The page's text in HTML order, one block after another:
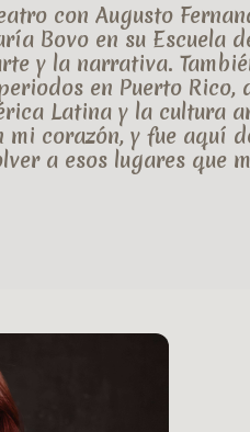
con Augusto
Bovo en su Escuela
y la narrativa.
en Puerto Rico,
Latina y la cultura
mi corazón, y fue aquí
a esos lugares que